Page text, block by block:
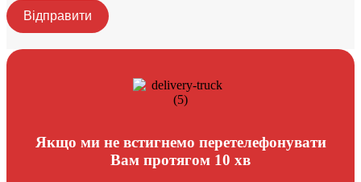
Відправити
Якщо ми не встигнемо перетелефонувати
Вам протягом 10 хв